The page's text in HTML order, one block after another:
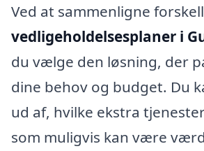
Ved at sammenligne
vedligeholdelsesplaner i
du vælge den løsning, der
dine behov og budget. Du
ud af, hvilke ekstra
som muligvis kan være